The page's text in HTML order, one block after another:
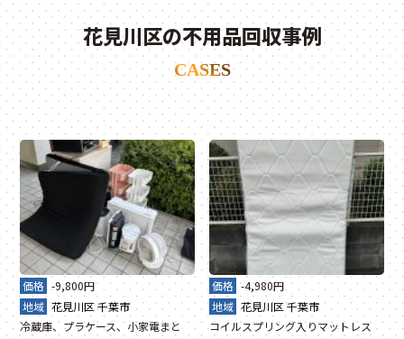
花見川区の不用品回収事例
CASES
価格 -9,800円
地域 花見川区 千葉市
冷蔵庫、プラケース、小家電まと
価格 -4,980円
地域 花見川区千葉市
コイルスプリング入りマットレス